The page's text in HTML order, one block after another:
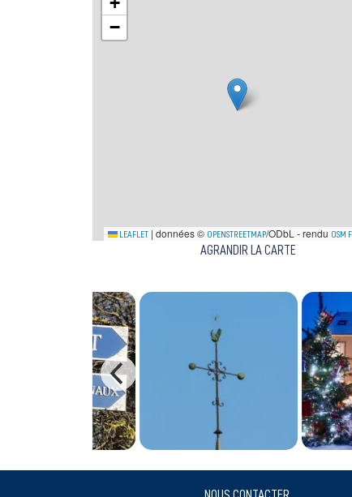
−
LEAFLET | données © OPENSTREETMAP/ODbL - rendu OSM
AGRANDIR LA CARTE